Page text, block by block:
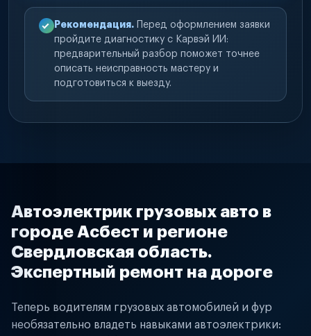
Рекомендация. Перед оформлением заявки
пройдите диагностику с Карвэй ИИ:
предварительный разбор поможет точнее
описать неисправность мастеру и
подготовиться к выезду.
Автоэлектрик грузовых авто в
городе Асбест и регионе
Свердловская область.
Экспертный ремонт на дороге
Теперь водителям грузовых автомобилей и фур
необязательно владеть навыками автоэлектрики: